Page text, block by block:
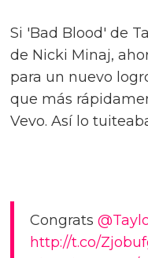
Si 'Bad Blood' de
de Nicki Minaj,
para un nuevo
que más
Vevo. Así lo
Congrats
http://t.co/